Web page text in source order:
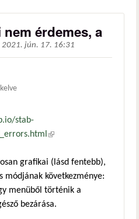
érdemes, a
2021. jún. 17. 16:31
stab-
(külső hivatkozás)
grafikai (lásd fentebb),
módjának következménye:
menüből történik a
bezárása.